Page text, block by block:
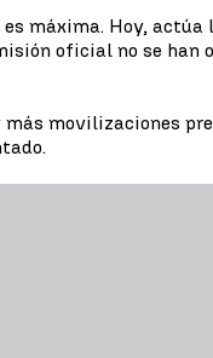
máxima. Hoy, actúa
oficial no se han
movilizaciones